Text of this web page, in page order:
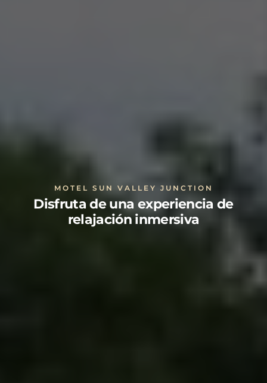
MOTEL SUN VALLEY JUNCTION
Disfruta de una experiencia de
relajación inmersiva